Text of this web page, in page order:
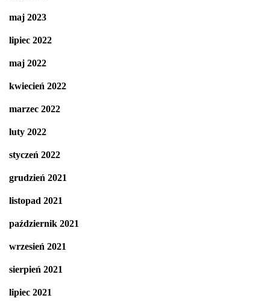
maj 2023
lipiec 2022
maj 2022
kwiecień 2022
marzec 2022
luty 2022
styczeń 2022
grudzień 2021
listopad 2021
październik 2021
wrzesień 2021
sierpień 2021
lipiec 2021